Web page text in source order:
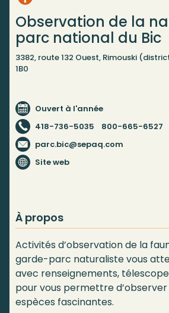
Observation de la
parc national du Bic
3382, route 132 Ouest, Rimouski
1B0
Ouvert à l'année
418-736-5035
800-665-6527
parc.bic@sepaq.com
Site web
À propos
Activités d’observation de la
garde-parc naturaliste vous
avec renseignements,
pour vous permettre
espèces fascinantes.